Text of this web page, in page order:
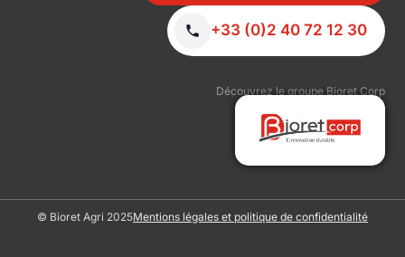
+33 (0)2 40 72 12 30
Découvrez le groupe Bioret Corp
© Bioret Agri 2025Mentions légales et politique de confidentialité